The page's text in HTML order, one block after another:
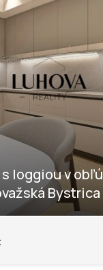
loggiou v
Bystrica